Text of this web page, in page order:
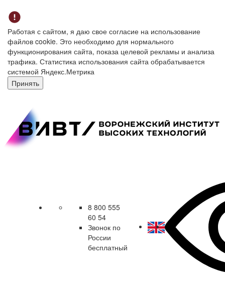
Работая с сайтом, я даю свое согласие на использование
файлов cookie. Это необходимо для нормального
функционирования сайта, показа целевой рекламы и анализа
трафика. Статистика использования сайта обрабатывается
системой Яндекс.Метрика
Принять
8 800 555
60 54
Звонок по
России
бесплатный